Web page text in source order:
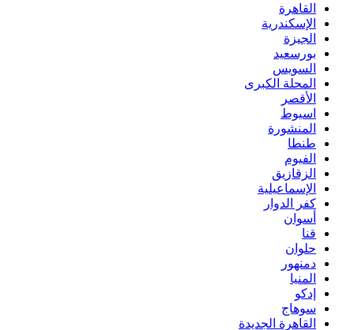
القاهرة
الإسكندرية
الجيزة
بورسعيد
السويس
المحلة الكبرى
الأقصر
اسيوط
المنشورة
طنطا
الفيوم
الزقازيق
الإسماعيلية
كفر الدوار
أسوان
قنا
حلوان
دمنهور
المنيا
إدكو
سوهاج
القاهرة الجديدة